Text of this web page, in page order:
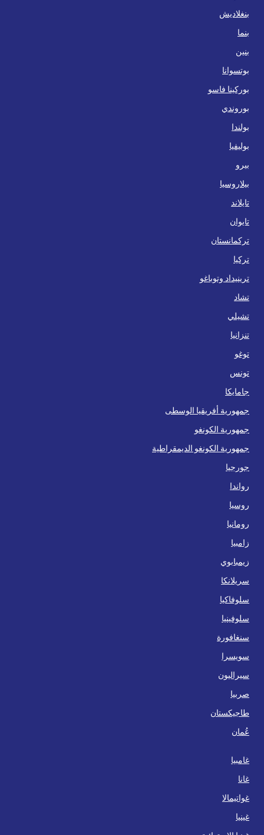
بنغلاديش
بنما
بنين
بوتسوانا
بوركينا فاسو
بوروندي
بولندا
بوليفيا
بيرو
بيلاروسيا
تايلاند
تايوان
تركمانستان
تركيا
ترينيداد وتوباغو
تشاد
تشيلي
تنزانيا
توغو
تونس
جامايكا
جمهورية أفريقيا الوسطى
جمهورية الكونغو
جمهورية الكونغو الديمقراطية
جورجيا
رواندا
روسيا
رومانيا
زامبيا
زيمبابوي
سريلانكا
سلوفاكيا
سلوفينيا
سنغافورة
سويسرا
سيراليون
صربيا
طاجيكستان
عُمان
غامبيا
غانا
غواتيمالا
غينيا